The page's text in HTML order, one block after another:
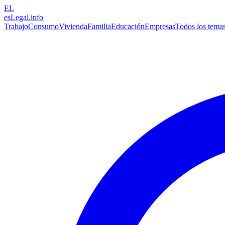
EL
esLegal.info
TrabajoConsumoViviendaFamiliaEducaciónEmpresasTodos los